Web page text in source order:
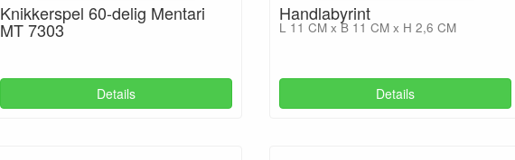
Knikkerspel 60-delig Mentari
MT 7303
Details
Handlabyrint
L 11 CM x B 11 CM x H 2,6 CM
Details